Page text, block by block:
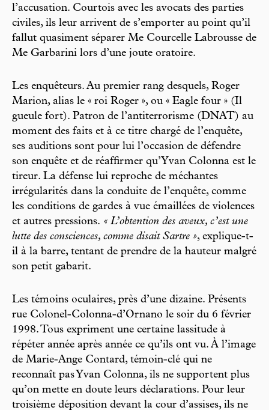
l’accusation. Courtois avec les avocats des parties
civiles, ils leur arrivent de s’emporter au point qu’il
fallut quasiment séparer Me Courcelle Labrousse de
Me Garbarini lors d’une joute oratoire.
Les enquêteurs. Au premier rang desquels, Roger
Marion, alias le « roi Roger », ou « Eagle four » (Il
gueule fort). Patron de l’antiterrorisme (DNAT) au
moment des faits et à ce titre chargé de l’enquête,
ses auditions sont pour lui l’occasion de défendre
son enquête et de réaffirmer qu’Yvan Colonna est le
tireur. La défense lui reproche de méchantes
irrégularités dans la conduite de l’enquête, comme
les conditions de gardes à vue émaillées de violences
et autres pressions. « L’obtention des aveux, c’est une
lutte des consciences, comme disait Sartre », explique-t-
il à la barre, tentant de prendre de la hauteur malgré
son petit gabarit.
Les témoins oculaires, près d’une dizaine. Présents
rue Colonel-Colonna-d’Ornano le soir du 6 février
1998. Tous expriment une certaine lassitude à
répéter année après année ce qu’ils ont vu. À l’image
de Marie-Ange Contard, témoin-clé qui ne
reconnaît pas Yvan Colonna, ils ne supportent plus
qu’on mette en doute leurs déclarations. Pour leur
troisième déposition devant la cour d’assises, ils ne